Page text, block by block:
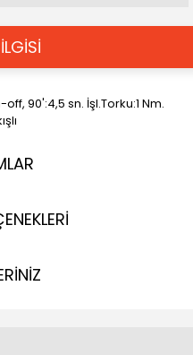
90':4,5 sn. İşl.Torku:1 Nm.